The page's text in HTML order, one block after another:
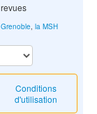
Conditions
d'utilisation
, la MSH